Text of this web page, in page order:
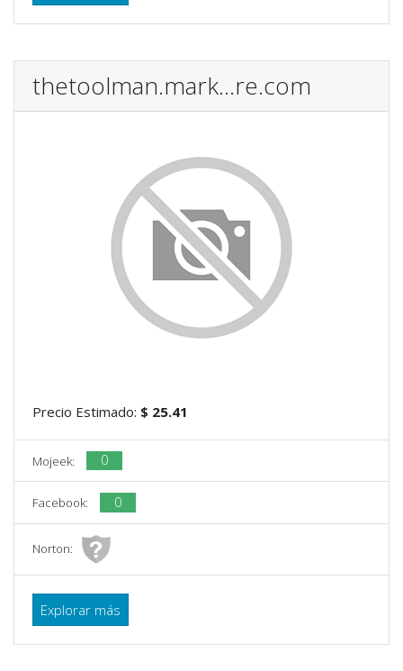
thetoolman.mark...re.com
Precio Estimado: $ 25.41
Mojeek: 0
Facebook: 0
Norton:
Explorar más